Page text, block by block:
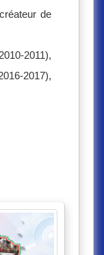
de
2011),
2017),